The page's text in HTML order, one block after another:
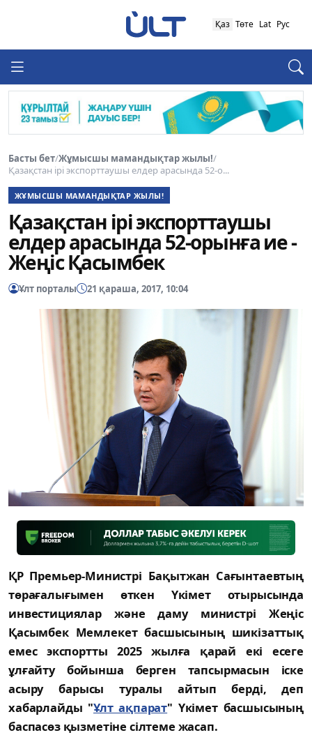
Қаз Төте Lat Рус
Басты бет/Жұмысшы мамандықтар жылы!/
Қазақстан ірі экспорттаушы елдер арасында 52-о...
ЖҰМЫСШЫ МАМАНДЫҚТАР ЖЫЛЫ!
Қазақстан ірі экспорттаушы
елдер арасында 52-орынға ие -
Жеңіс Қасымбек
Ұлт порталы 21 қараша, 2017, 10:04
ҚР Премьер-Министрі Бақытжан Сағынтаевтың
төрағалығымен өткен Үкімет отырысында
инвестициялар және даму министрі Жеңіс
Қасымбек Мемлекет басшысының шикізаттық
емес экспортты 2025 жылға қарай екі есеге
ұлғайту бойынша берген тапсырмасын іске
асыру барысы туралы айтып берді, деп
хабарлайды "Ұлт ақпарат" Үкімет басшысының
баспасөз қызметіне сілтеме жасап.